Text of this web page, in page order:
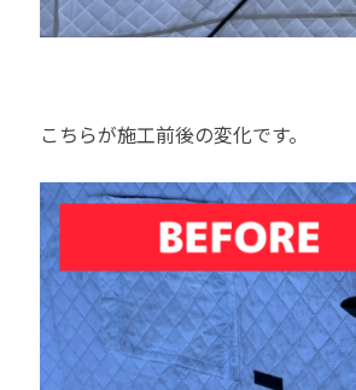
こちらが施工前後の変化です。